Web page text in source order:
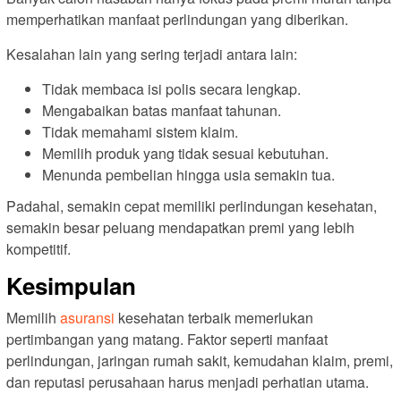
memperhatikan manfaat perlindungan yang diberikan.
Kesalahan lain yang sering terjadi antara lain:
Tidak membaca isi polis secara lengkap.
Mengabaikan batas manfaat tahunan.
Tidak memahami sistem klaim.
Memilih produk yang tidak sesuai kebutuhan.
Menunda pembelian hingga usia semakin tua.
Padahal, semakin cepat memiliki perlindungan kesehatan,
semakin besar peluang mendapatkan premi yang lebih
kompetitif.
Kesimpulan
Memilih asuransi kesehatan terbaik memerlukan
pertimbangan yang matang. Faktor seperti manfaat
perlindungan, jaringan rumah sakit, kemudahan klaim, premi,
dan reputasi perusahaan harus menjadi perhatian utama.